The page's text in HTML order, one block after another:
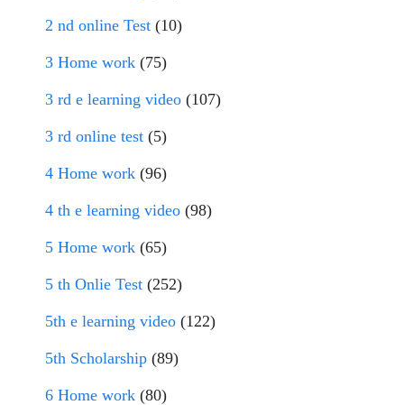
2 nd online Test (10)
3 Home work (75)
3 rd e learning video (107)
3 rd online test (5)
4 Home work (96)
4 th e learning video (98)
5 Home work (65)
5 th Onlie Test (252)
5th e learning video (122)
5th Scholarship (89)
6 Home work (80)